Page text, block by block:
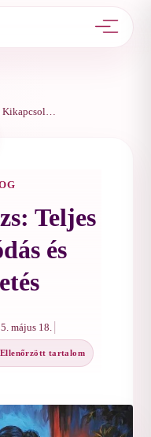
Teljes
és
május 18. |
Ellenőrzött tartalom